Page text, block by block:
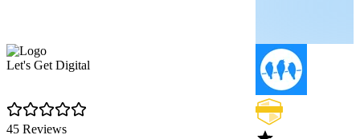
Let's Get Digital
45 Reviews